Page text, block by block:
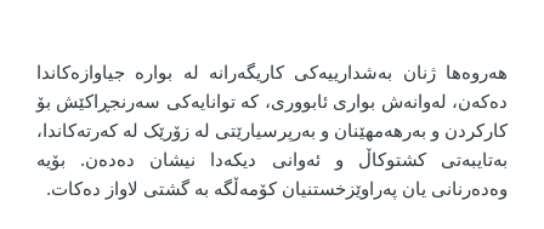
هەروەها ژنان بەشدارییەکی کاریگەرانە لە بوارە جیاوازەکاندا
دەکەن، لەوانەش بواری ئابووری، کە توانایەکی سەرنجڕاکێش بۆ
کارکردن و بەرهەمهێنان و بەرپرسیارێتی لە زۆرێک لە کەرتەکاندا،
بەتایبەتی کشتوکاڵ و ئەوانی دیکەدا نیشان دەدەن. بۆیە
وەدەرنانی یان پەراوێزخستنیان کۆمەڵگە بە گشتی لاواز دەکات.